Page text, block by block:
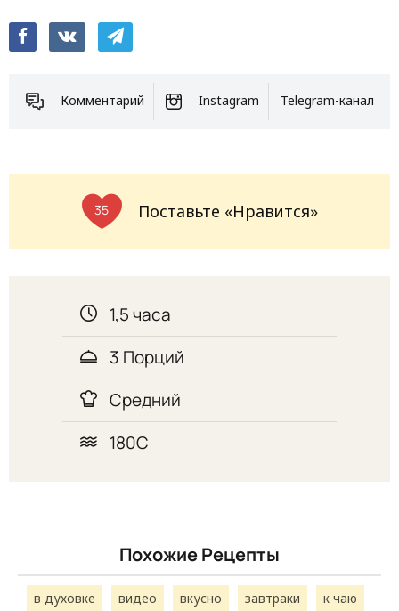
Комментарий Instagram Telegram-канал
35 Поставьте «Нравится»
1,5 часа
3 Порций
Средний
180С
Похожие Рецепты
в духовке видео вкусно завтраки
к чаю